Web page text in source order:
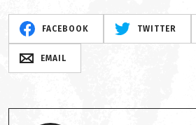
FACEBOOK TWITTER
EMAIL